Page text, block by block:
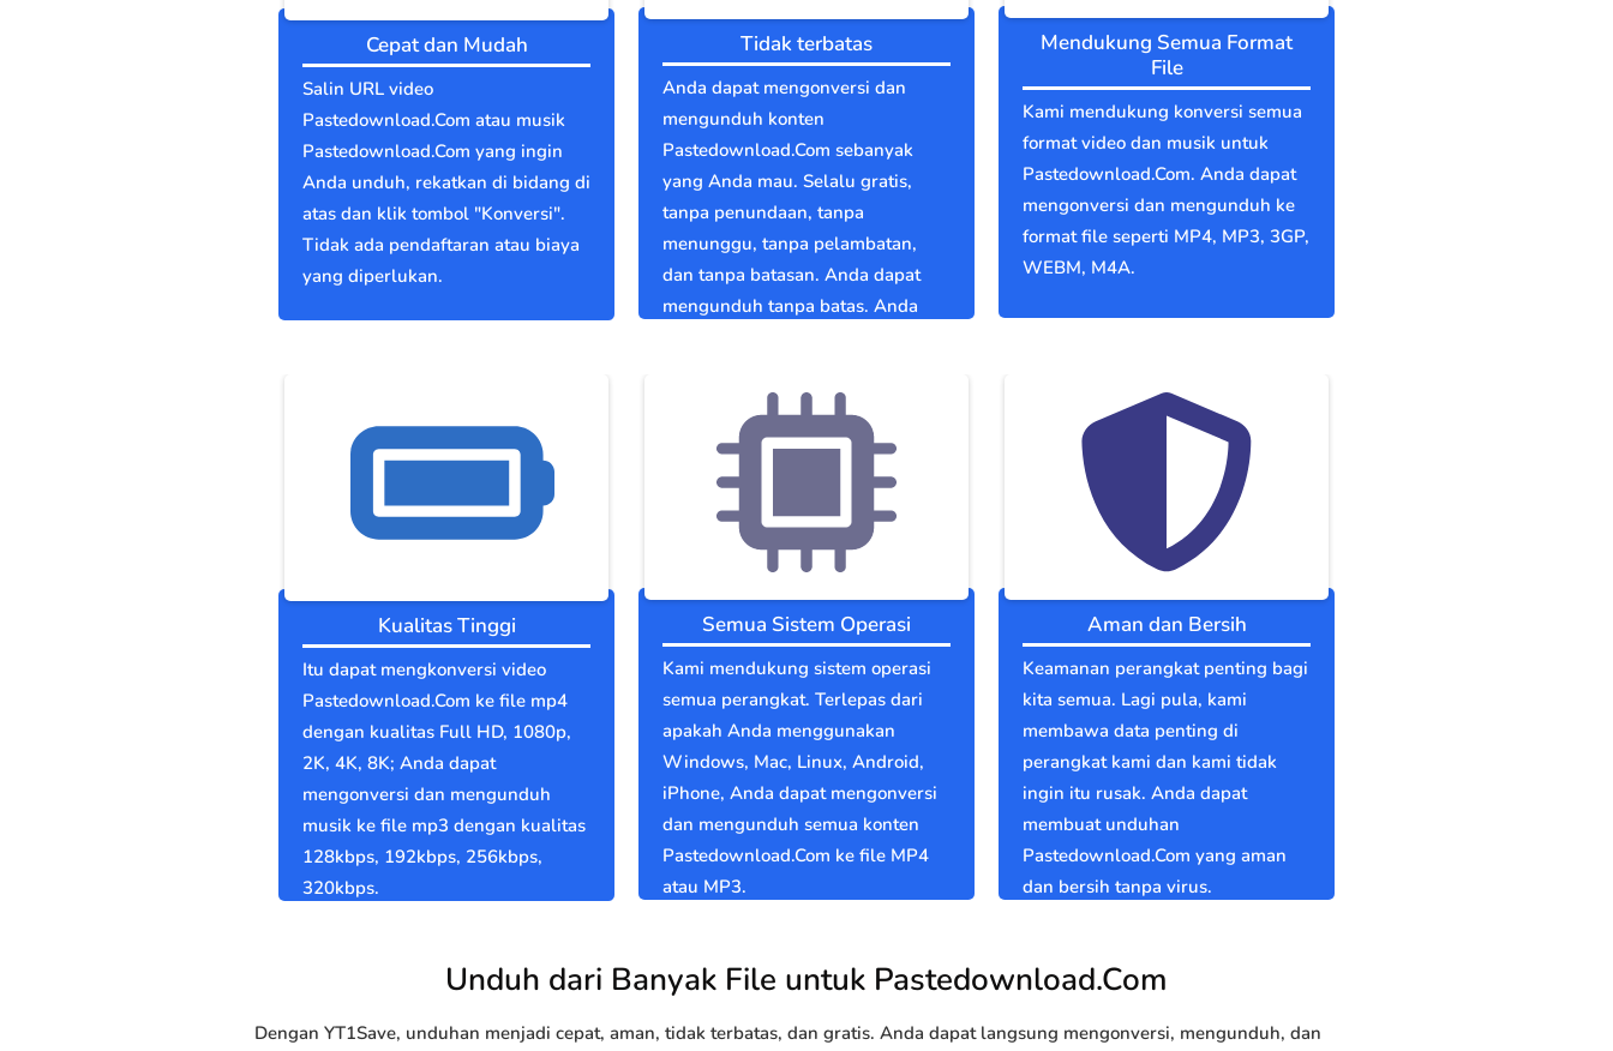
Cepat dan Mudah
Salin URL video
Pastedownload.Com atau musik
Pastedownload.Com yang ingin
Anda unduh, rekatkan di bidang di
atas dan klik tombol "Konversi".
Tidak ada pendaftaran atau biaya
yang diperlukan.
Tidak terbatas
Anda dapat mengonversi dan
mengunduh konten
Pastedownload.Com sebanyak
yang Anda mau. Selalu gratis,
tanpa penundaan, tanpa
menunggu, tanpa pelambatan,
dan tanpa batasan. Anda dapat
mengunduh tanpa batas. Anda
Mendukung Semua Format
File
Kami mendukung konversi semua
format video dan musik untuk
Pastedownload.Com. Anda dapat
mengonversi dan mengunduh ke
format file seperti MP4, MP3, 3GP,
WEBM, M4A.
Kualitas Tinggi
Itu dapat mengkonversi video
Pastedownload.Com ke file mp4
dengan kualitas Full HD, 1080p,
2K, 4K, 8K; Anda dapat
mengonversi dan mengunduh
musik ke file mp3 dengan kualitas
128kbps, 192kbps, 256kbps,
320kbps.
Semua Sistem Operasi
Kami mendukung sistem operasi
semua perangkat. Terlepas dari
apakah Anda menggunakan
Windows, Mac, Linux, Android,
iPhone, Anda dapat mengonversi
dan mengunduh semua konten
Pastedownload.Com ke file MP4
atau MP3.
Aman dan Bersih
Keamanan perangkat penting bagi
kita semua. Lagi pula, kami
membawa data penting di
perangkat kami dan kami tidak
ingin itu rusak. Anda dapat
membuat unduhan
Pastedownload.Com yang aman
dan bersih tanpa virus.
Unduh dari Banyak File untuk Pastedownload.Com
Dengan YT1Save, unduhan menjadi cepat, aman, tidak terbatas, dan gratis. Anda dapat langsung mengonversi, mengunduh, dan